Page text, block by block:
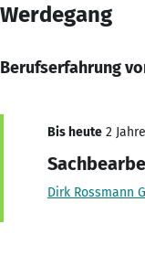
Werdegang
Berufserfahrung
Bis heute 2
Dirk Rossmann